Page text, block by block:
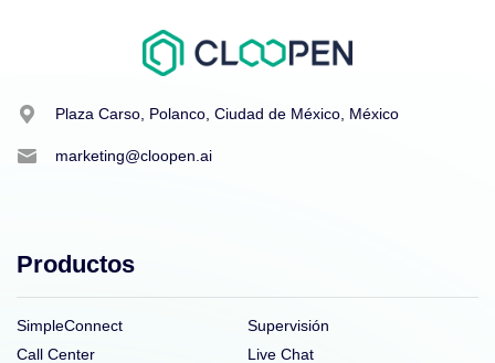
Plaza Carso, Polanco, Ciudad de México, México
marketing@cloopen.ai
Productos
SimpleConnect
Call Center
Supervisión
Live Chat